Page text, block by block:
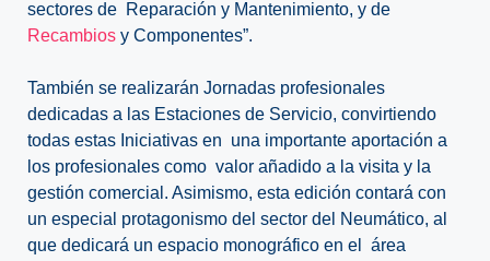
sectores de Reparación y Mantenimiento, y de
Recambios y Componentes”.
También se realizarán Jornadas profesionales
dedicadas a las Estaciones de Servicio, convirtiendo
todas estas Iniciativas en una importante aportación a
los profesionales como valor añadido a la visita y la
gestión comercial. Asimismo, esta edición contará con
un especial protagonismo del sector del Neumático, al
que dedicará un espacio monográfico en el área